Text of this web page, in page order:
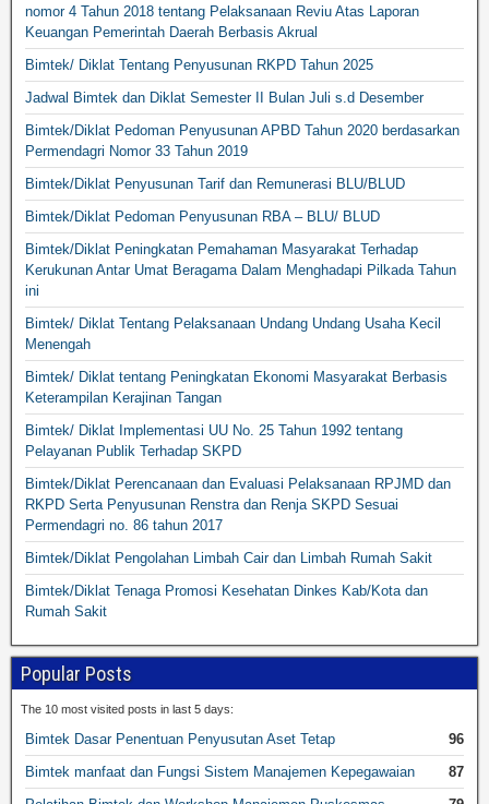
nomor 4 Tahun 2018 tentang Pelaksanaan Reviu Atas Laporan
Keuangan Pemerintah Daerah Berbasis Akrual
Bimtek/ Diklat Tentang Penyusunan RKPD Tahun 2025
Jadwal Bimtek dan Diklat Semester II Bulan Juli s.d Desember
Bimtek/Diklat Pedoman Penyusunan APBD Tahun 2020 berdasarkan
Permendagri Nomor 33 Tahun 2019
Bimtek/Diklat Penyusunan Tarif dan Remunerasi BLU/BLUD
Bimtek/Diklat Pedoman Penyusunan RBA – BLU/ BLUD
Bimtek/Diklat Peningkatan Pemahaman Masyarakat Terhadap
Kerukunan Antar Umat Beragama Dalam Menghadapi Pilkada Tahun
ini
Bimtek/ Diklat Tentang Pelaksanaan Undang Undang Usaha Kecil
Menengah
Bimtek/ Diklat tentang Peningkatan Ekonomi Masyarakat Berbasis
Keterampilan Kerajinan Tangan
Bimtek/ Diklat Implementasi UU No. 25 Tahun 1992 tentang
Pelayanan Publik Terhadap SKPD
Bimtek/Diklat Perencanaan dan Evaluasi Pelaksanaan RPJMD dan
RKPD Serta Penyusunan Renstra dan Renja SKPD Sesuai
Permendagri no. 86 tahun 2017
Bimtek/Diklat Pengolahan Limbah Cair dan Limbah Rumah Sakit
Bimtek/Diklat Tenaga Promosi Kesehatan Dinkes Kab/Kota dan
Rumah Sakit
Popular Posts
The 10 most visited posts in last 5 days:
Bimtek Dasar Penentuan Penyusutan Aset Tetap
96
Bimtek manfaat dan Fungsi Sistem Manajemen Kepegawaian
87